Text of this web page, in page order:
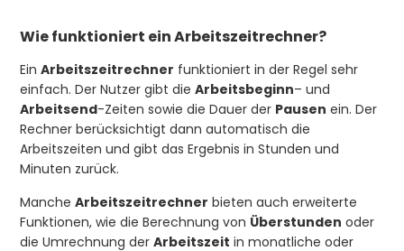
Wie funktioniert ein Arbeitszeitrechner?
EinArbeitszeitrechner funktioniert in der Regel sehr
einfach. Der Nutzer gibt dieArbeitsbeginn– und
Arbeitsend-Zeiten sowie die Dauer der Pausen ein. Der
Rechner berücksichtigt dann automatisch die
Arbeitszeiten und gibt das Ergebnis in Stunden und
Minuten zurück.
MancheArbeitszeitrechner bieten auch erweiterte
Funktionen, wie die Berechnung von Überstunden oder
die Umrechnung derArbeitszeit in monatliche oder